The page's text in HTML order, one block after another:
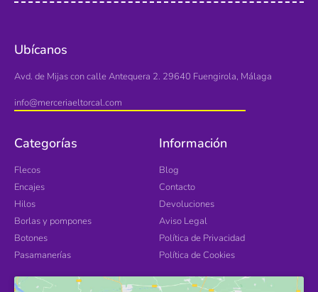
Ubícanos
Avd. de Mijas con calle Antequera 2. 29640 Fuengirola, Málaga
info@merceriaeltorcal.com
Categorías
Flecos
Encajes
Hilos
Borlas y pompones
Botones
Pasamanerías
Información
Blog
Contacto
Devoluciones
Aviso Legal
Política de Privacidad
Política de Cookies